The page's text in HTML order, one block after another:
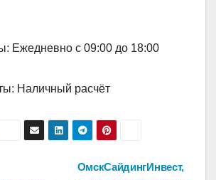
Ежедневно с 09:00 до 18:00
Наличный расчёт
ОмскСайдингИнвест,